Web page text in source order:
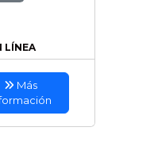
LÍNEA
Más